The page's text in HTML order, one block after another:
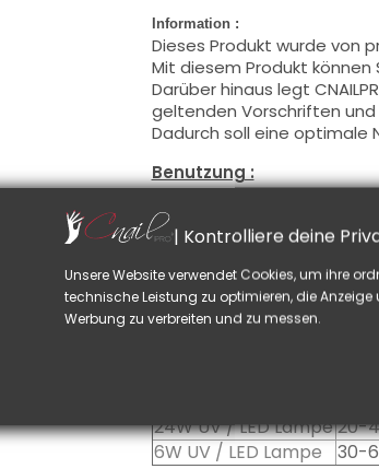
Information :
Dieses Produkt wurde von
Mit diesem Produkt können
Darüber hinaus legt
geltenden Vorschriften
Dadurch soll eine optimale
Benutzung :
Diese Farbe mit dem
Schwitzschicht zu
Dieses Produkt wird in
und tragen Sie die zweite
Diese Produkte werden
Sie können die
24W UV / LED Lampe20-
6W UV / LED Lampe
30-
| Kontrolliere deine
Unsere Website verwendet Cookies, um ihre
technische Leistung zu optimieren, die
Werbung zu verbreiten und zu messen.